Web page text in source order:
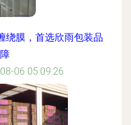
绕膜，首选欣雨包装品
06 05:09:26